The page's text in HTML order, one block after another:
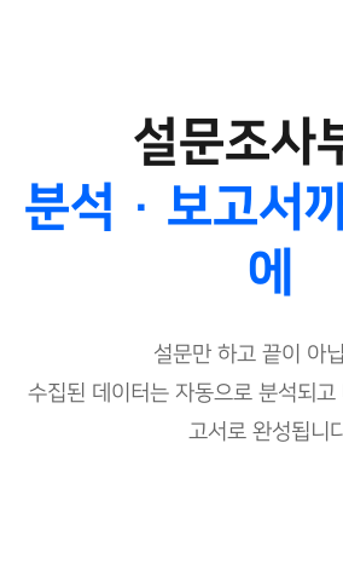
설문조사
분석 · 보고서
에
설문만 하고 끝이 아
수집된 데이터는 자동으로 분석되
고서로 완성됩니